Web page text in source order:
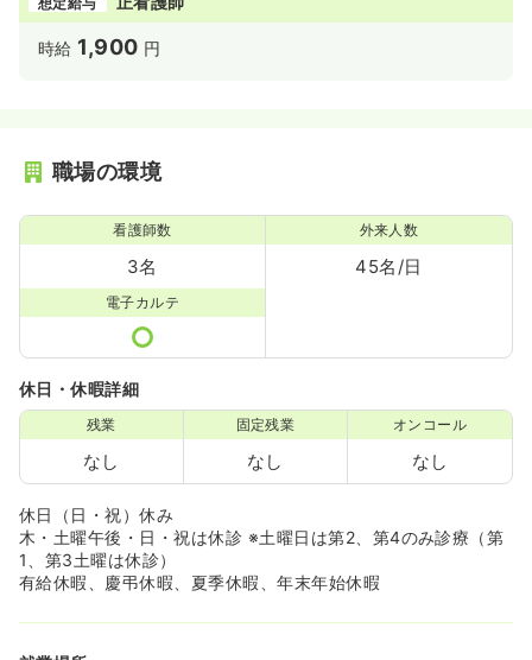
時給 1,900 円
職場の環境
看護師数
3名
外来人数
45名/日
電子カルテ
休日・休暇詳細
残業
なし
固定残業
なし
オンコール
なし
休日（日・祝）休み
木・土曜午後・日・祝は休診 ※土曜日は第2、第4のみ診療（第
1、第3土曜は休診）
有給休暇、慶弔休暇、夏季休暇、年末年始休暇